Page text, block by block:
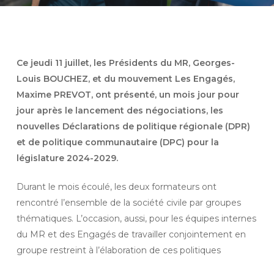
Ce jeudi 11 juillet, les Présidents du MR, Georges-
Louis BOUCHEZ, et du mouvement Les Engagés,
Maxime PREVOT, ont présenté, un mois jour pour
jour après le lancement des négociations, les
nouvelles Déclarations de politique régionale (DPR)
et de politique communautaire (DPC) pour la
législature 2024-2029.
Durant le mois écoulé, les deux formateurs ont
rencontré l’ensemble de la société civile par groupes
thématiques. L’occasion, aussi, pour les équipes internes
du MR et des Engagés de travailler conjointement en
groupe restreint à l’élaboration de ces politiques